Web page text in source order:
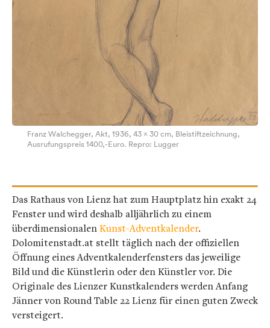
Franz Walchegger, Akt, 1936, 43 x 30 cm, Bleistiftzeichnung,
Ausrufungspreis 1400,-Euro. Repro: Lugger
Das Rathaus von Lienz hat zum Hauptplatz hin exakt 24
Fenster und wird deshalb alljährlich zu einem
überdimensionalenKunst-Adventkalender.
Dolomitenstadt.at stellt täglich nach der offiziellen
Öffnung eines Adventkalenderfensters das jeweilige
Bild und die Künstlerin oder den Künstler vor. Die
Originale des Lienzer Kunstkalenders werden Anfang
Jänner von Round Table 22 Lienz für einen guten Zweck
versteigert.